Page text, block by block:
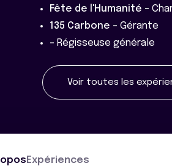
Fête de l'Humanité -
135 Carbone - Gérante
- Régisseuse générale
Voir toutes les
Expériences